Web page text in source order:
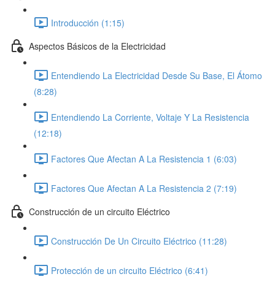
Introducción (1:15)
Aspectos Básicos de la Electricidad
Entendiendo La Electricidad Desde Su Base, El Átomo
(8:28)
Entendiendo La Corriente, Voltaje Y La Resistencia
(12:18)
Factores Que Afectan A La Resistencia 1 (6:03)
Factores Que Afectan A La Resistencia 2 (7:19)
Construcción de un circuito Eléctrico
Construcción De Un Circuito Eléctrico (11:28)
Protección de un circuito Eléctrico (6:41)